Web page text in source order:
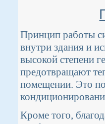
Принцип работы
внутри здания и
высокой степени
предотвращают
помещении. Это
Кроме того,